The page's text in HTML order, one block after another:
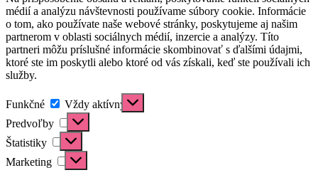
médií a analýzu návštevnosti používame súbory cookie. Informácie
o tom, ako používate naše webové stránky, poskytujeme aj našim
partnerom v oblasti sociálnych médií, inzercie a analýzy. Títo
partneri môžu príslušné informácie skombinovať s ďalšími údajmi,
ktoré ste im poskytli alebo ktoré od vás získali, keď ste používali ich
služby.
Funkčné Funkčné
Vždy aktívny
Predvoľby
Predvoľby
Štatistiky Štatistiky
Marketing Marketing